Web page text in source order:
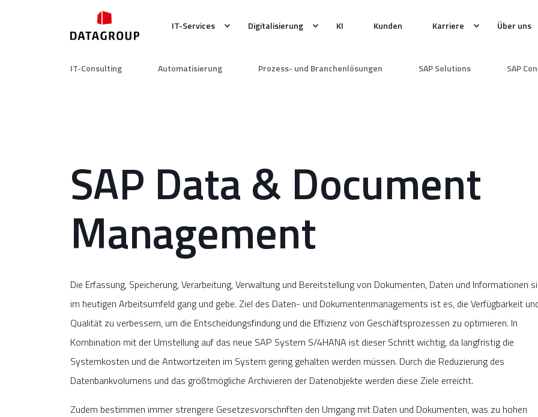
IT-Services Digitalisierung KI Kunden Karriere Über uns
IT-Consulting Automatisierung Prozess- und Branchenlösungen SAP Solutions SAP
SAP Data & Document
Management
Die Erfassung, Speicherung, Verarbeitung, Verwaltung und Bereitstellung von Dokumenten, Daten und Informationen
im heutigen Arbeitsumfeld gang und gebe. Ziel des Daten- und Dokumentenmanagements ist es, die Verfügbarkeit
Qualität zu verbessern, um die Entscheidungsfindung und die Effizienz von Geschäftsprozessen zu optimieren. In
Kombination mit der Umstellung auf das neue SAP System S/4HANA ist dieser Schritt wichtig, da langfristig die
Systemkosten und die Antwortzeiten im System gering gehalten werden müssen. Durch die Reduzierung des
Datenbankvolumens und das größtmögliche Archivieren der Datenobjekte werden diese Ziele erreicht.
Zudem bestimmen immer strengere Gesetzesvorschriften den Umgang mit Daten und Dokumenten, was zu hohen